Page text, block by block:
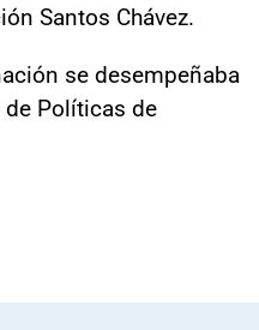
Santos Chávez.
se desempeñaba
Políticas de